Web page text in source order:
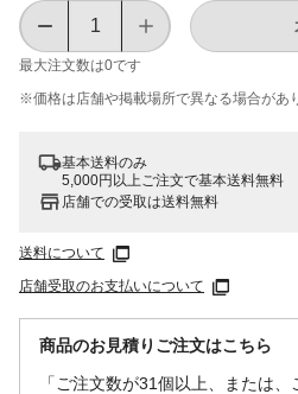
最大注文数は0です
※価格は​店舗や​掲載場所で​異なる​場合が​あ
基本送料のみ
5,000円以上ご注文で基本送料無料
店舗での受取は送料無料
送料について
店舗受取のお支払いについて
商品のお見積りご注文はこちら
「ご注文数が31個以上、または